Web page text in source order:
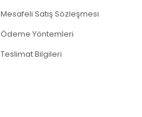
Mesafeli Satış Sözleşmesi
Ödeme Yöntemleri
Teslimat Bilgileri